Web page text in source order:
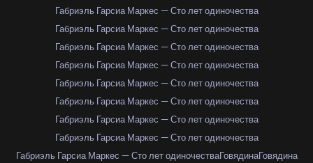
Габриэль Гарсиа Маркес — Сто лет одиночества
Габриэль Гарсиа Маркес — Сто лет одиночества
Габриэль Гарсиа Маркес — Сто лет одиночества
Габриэль Гарсиа Маркес — Сто лет одиночества
Габриэль Гарсиа Маркес — Сто лет одиночества
Габриэль Гарсиа Маркес — Сто лет одиночества
Габриэль Гарсиа Маркес — Сто лет одиночества
Габриэль Гарсиа Маркес — Сто лет одиночества
Габриэль Гарсиа Маркес — Сто лет одиночестваГовядинаГовядина